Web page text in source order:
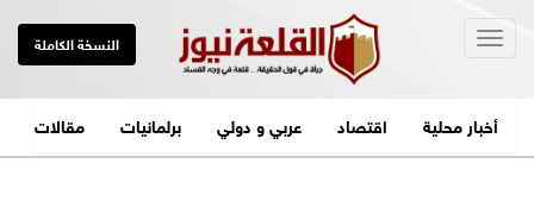
النسخة الكاملة
أخبار محلية اقتصاد عربي و دولي برلمانيات مقالات